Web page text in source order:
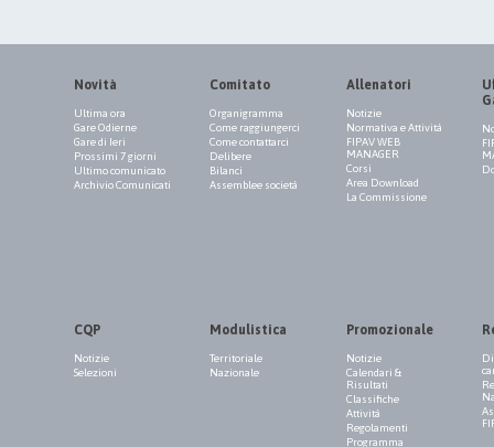
Novità
Ultima ora
Gare Odierne
Gare di Ieri
Prossimi 7 giorni
Ultimo comunicato
Archivio Comunicati
Comitato
Organigramma
Come raggiungerci
Come contattarci
Delibere
Bilanci
Assemblee società
Allenatori
Notizie
Normativa e Attività
FIPAV WEB
MANAGER
Corsi
Area Download
La Commissione
CQP
Notizie
Selezioni
Modulistica
Territoriale
Nazionale
Promozionale
Notizie
Calendari &
Risultati
Classifiche
Attività
Regolamenti
Programma